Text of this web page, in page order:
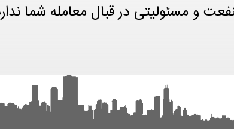
و مسئولیتی در قبال معامله شما